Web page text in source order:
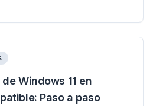
Windows 11 en
Paso a paso